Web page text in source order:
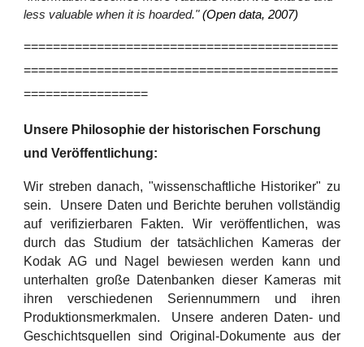
less valuable when it is hoarded."(Open data, 2007)
===========================================
===========================================
=================
Unsere Philosophie der historischen Forschung
und Veröffentlichung:
Wir streben danach, "wissenschaftliche Historiker" zu
sein. Unsere Daten und Berichte beruhen vollständig
auf verifizierbaren Fakten. Wir veröffentlichen, was
durch das Studium der tatsächlichen Kameras der
Kodak AG und Nagel bewiesen werden kann und
unterhalten große Datenbanken dieser Kameras mit
ihren verschiedenen Seriennummern und ihren
Produktionsmerkmalen. Unsere anderen Daten- und
Geschichtsquellen sind Original-Dokumente aus der